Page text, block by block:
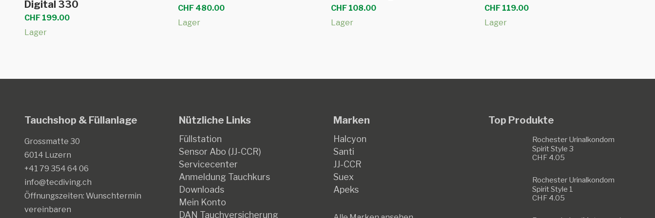
Digital 330
CHF 199.00
Lager
CHF480.00
Lager
CHF 108.00
Lager
CHF 119.00
Lager
Tauchshop & Füllanlage
Grossmatte 30
6014 Luzern
+41 79 354 64 06
info@tecdiving.ch
Öffnungszeiten: Wunschtermin
vereinbaren
Nützliche Links
Füllstation
Sensor Abo (JJ-CCR)
Servicecenter
Anmeldung Tauchkurs
Downloads
Mein Konto
DAN Tauchversicherung
Marken
Halcyon
Santi
JJ-CCR
Suex
Apeks
Top Produkte
Rochester Urinalkondom
Spirit Style 3
CHF4.05
Rochester Urinalkondom
Spirit Style 1
CHF4.05